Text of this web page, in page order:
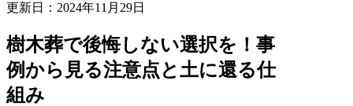
更新日：2024年11月29日
樹木葬で後悔しない選択を！事
例から見る注意点と土に還る仕
組み